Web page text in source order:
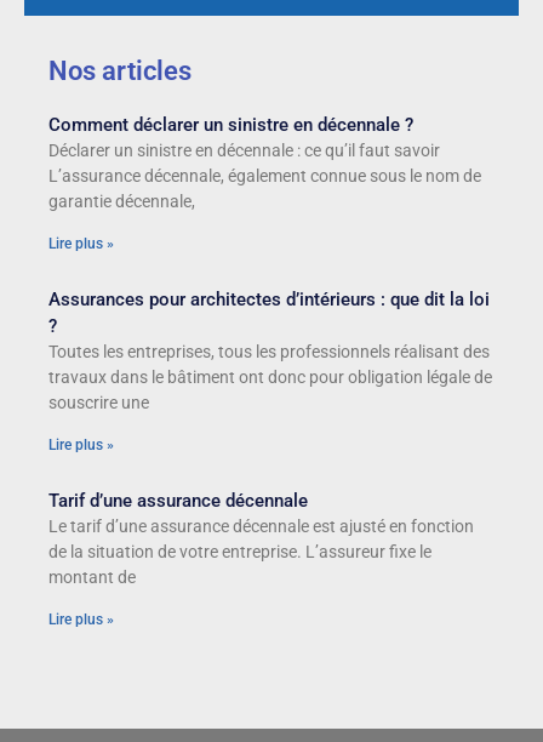
Nos articles
Comment déclarer un sinistre en décennale ?
Déclarer un sinistre en décennale : ce qu’il faut savoir
L’assurance décennale, également connue sous le nom de
garantie décennale,
Lire plus »
Assurances pour architectes d’intérieurs : que dit la loi
?
Toutes les entreprises, tous les professionnels réalisant des
travaux dans le bâtiment ont donc pour obligation légale de
souscrire une
Lire plus »
Tarif d’une assurance décennale
Le tarif d’une assurance décennale est ajusté en fonction
de la situation de votre entreprise. L’assureur fixe le
montant de
Lire plus »